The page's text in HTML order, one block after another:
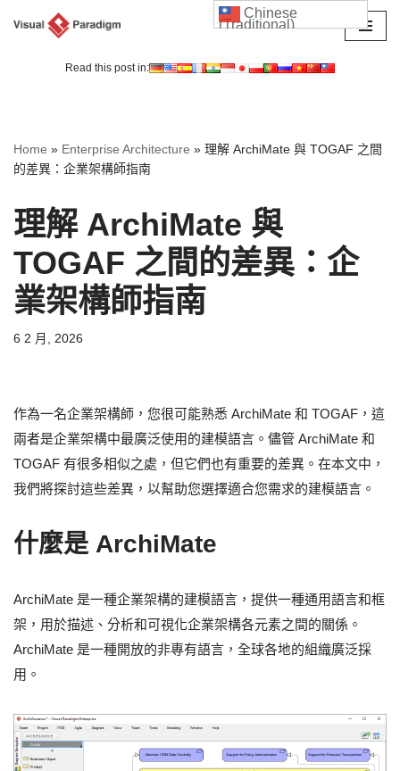
Read this post in:
Home » Enterprise Architecture » 理解 ArchiMate 與 TOGAF 之間
的差異：企業架構師指南
理解 ArchiMate 與
TOGAF 之間的差異：企
業架構師指南
6 2 月, 2026
作為一名企業架構師，您很可能熟悉 ArchiMate 和 TOGAF，這
兩者是企業架構中最廣泛使用的建模語言。儘管 ArchiMate 和
TOGAF 有很多相似之處，但它們也有重要的差異。在本文中，
我們將探討這些差異，以幫助您選擇適合您需求的建模語言。
什麼是 ArchiMate
ArchiMate 是一種企業架構的建模語言，提供一種通用語言和框
架，用於描述、分析和可視化企業架構各元素之間的關係。
ArchiMate 是一種開放的非專有語言，全球各地的組織廣泛採
用。
Chinese
(Traditional)